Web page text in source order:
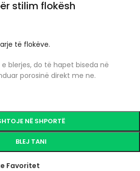
stilim flokësh
të flokëve.
blerjes, do të hapet biseda në
porosinë direkt me ne.
NË SHPORTË
BLEJ TANI
Favoritet